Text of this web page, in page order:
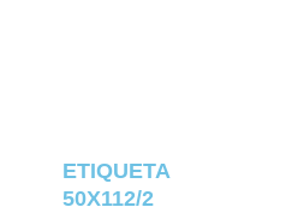
ETIQUETA
50X112/2